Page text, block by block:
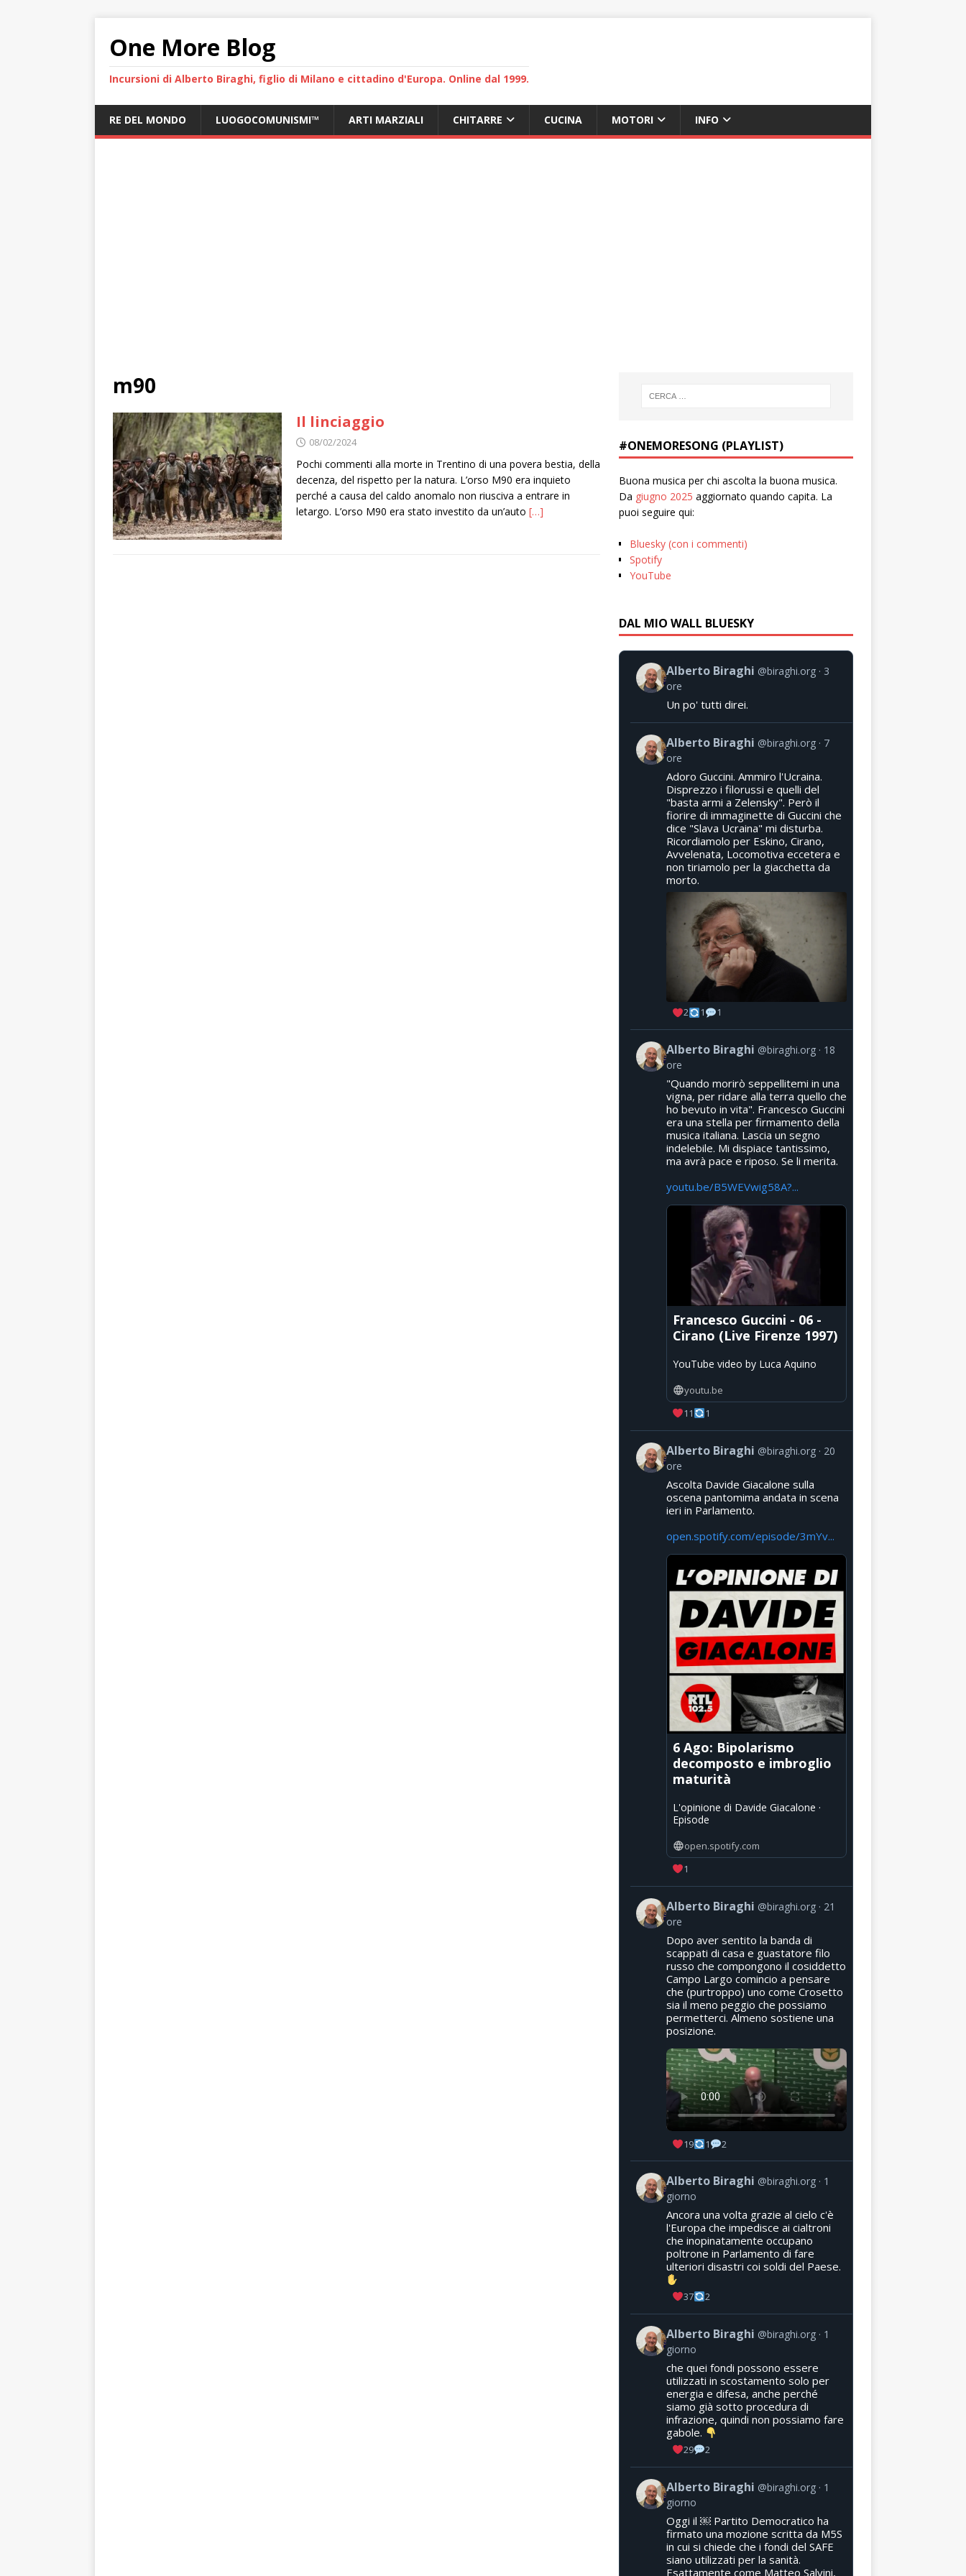
One More Blog
Incursioni di Alberto Biraghi, figlio di Milano e cittadino d'Europa. Online dal 1999.
RE DEL MONDO LUOGOCOMUNISMI™ ARTI MARZIALI CHITARRE CUCINA MOTORI INFO
m90
Il linciaggio
08/02/2024
Pochi commenti alla morte in Trentino di una povera bestia, della
decenza, del rispetto per la natura. L’orso M90 era inquieto
perché a causa del caldo anomalo non riusciva a entrare in
letargo. L’orso M90 era stato investito da un’auto […]
#ONEMORESONG (PLAYLIST)
Buona musica per chi ascolta la buona musica.
Da giugno 2025 aggiornato quando capita. La
puoi seguire qui:
Bluesky (con i commenti)
Spotify
YouTube
DAL MIO WALL BLUESKY
Alberto Biraghi @biraghi.org
3
ore
Un po' tutti direi.
Alberto Biraghi @biraghi.org
7
ore
Adoro Guccini. Ammiro l'Ucraina.
Disprezzo i filorussi e quelli del
"basta armi a Zelensky". Però il
fiorire di immaginette di Guccini che
dice "Slava Ucraina" mi disturba.
Ricordiamolo per Eskino, Cirano,
Avvelenata, Locomotiva eccetera e
non tiriamolo per la giacchetta da
morto.
2 1 1
Alberto Biraghi @biraghi.org
18
ore
"Quando morirò seppellitemi in una
vigna, per ridare alla terra quello che
ho bevuto in vita". Francesco Guccini
era una stella per firmamento della
musica italiana. Lascia un segno
indelebile. Mi dispiace tantissimo,
ma avrà pace e riposo. Se li merita.
youtu.be/B5WEVwig58A?...
Francesco Guccini - 06 -
Cirano (Live Firenze 1997)
YouTube video by Luca Aquino
youtu.be
11
1
Alberto Biraghi @biraghi.org
20
ore
Ascolta Davide Giacalone sulla
oscena pantomima andata in scena
ieri in Parlamento.
open.spotify.com/episode/3mYv...
6 Ago: Bipolarismo
decomposto e imbroglio
maturità
L'opinione di Davide Giacalone ·
Episode
open.spotify.com
1
Alberto Biraghi @biraghi.org
21
ore
Dopo aver sentito la banda di
scappati di casa e guastatore filo
russo che compongono il cosiddetto
Campo Largo comincio a pensare
che (purtroppo) uno come Crosetto
sia il meno peggio che possiamo
permetterci. Almeno sostiene una
posizione.
19 1 2
Alberto Biraghi @biraghi.org
1
giorno
Ancora una volta grazie al cielo c'è
l'Europa che impedisce ai cialtroni
che inopinatamente occupano
poltrone in Parlamento di fare
ulteriori disastri coi soldi del Paese.
37 2
Alberto Biraghi @biraghi.org
1
giorno
che quei fondi possono essere
utilizzati in scostamento solo per
energia e difesa, anche perché
siamo già sotto procedura di
infrazione, quindi non possiamo fare
gabole.
29 2
Alberto Biraghi @biraghi.org
1
giorno
Oggi il ￼ Partito Democratico ha
firmato una mozione scritta da M5S
in cui si chiede che i fondi del SAFE
siano utilizzati per la sanità.
Esattamente come Matteo Salvini,